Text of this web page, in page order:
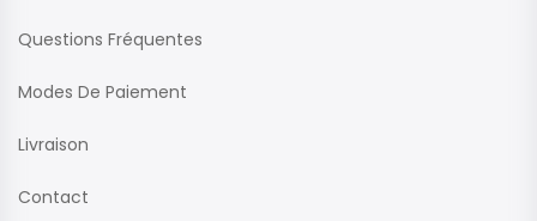
Questions Fréquentes
Modes De Paiement
Livraison
Contact